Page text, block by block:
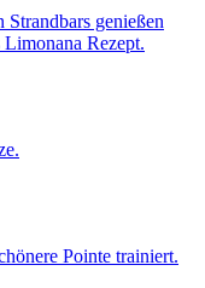
genießen
Rezept.
Pointe trainiert.